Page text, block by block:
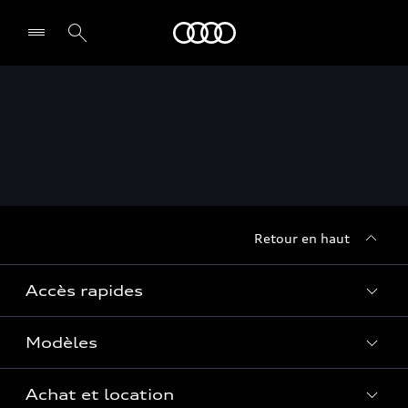
Retour en haut
Accès rapides
Quelle Audi me correspond ?
Tous les modèles
Modèles
Achat et location